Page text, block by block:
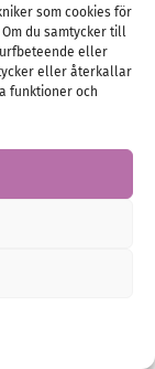
som cookies för
du samtycker till
eller
eller återkallar
funktioner och